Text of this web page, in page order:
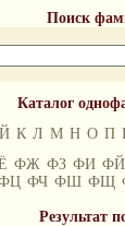
Поиск
Каталог
Й К Л М Н О П
ФЖ ФЗ ФИ ФЙ
ФЧ ФШ ФЩ
Результат